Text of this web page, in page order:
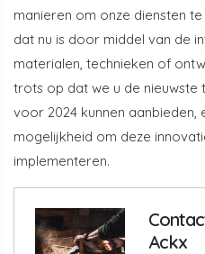
manieren om onze diensten
dat nu is door middel van de
materialen, technieken of
trots op dat we u de nieuwste
voor 2024 kunnen aanbieden,
mogelijkheid om deze
implementeren.
Ackx